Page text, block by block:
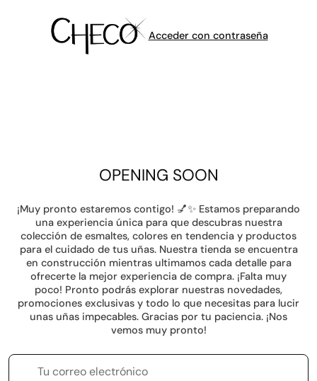
Acceder con contraseña
OPENING SOON
¡Muy pronto estaremos contigo! 💅✨ Estamos preparando
una experiencia única para que descubras nuestra
colección de esmaltes, colores en tendencia y productos
para el cuidado de tus uñas. Nuestra tienda se encuentra
en construcción mientras ultimamos cada detalle para
ofrecerte la mejor experiencia de compra. ¡Falta muy
poco! Pronto podrás explorar nuestras novedades,
promociones exclusivas y todo lo que necesitas para lucir
unas uñas impecables. Gracias por tu paciencia. ¡Nos
vemos muy pronto!